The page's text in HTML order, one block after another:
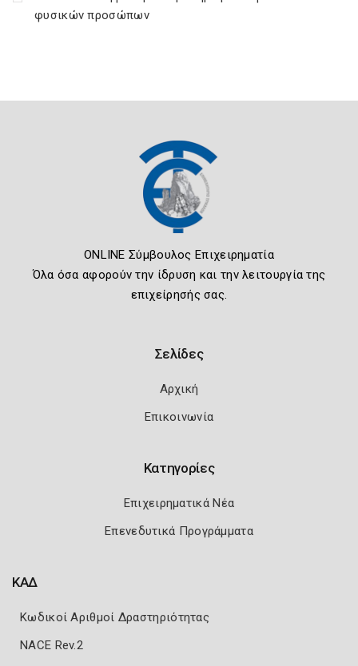
φυσικών προσώπων
ONLINE Σύμβουλος Επιχειρηματία
Όλα όσα αφορούν την ίδρυση και την λειτουργία της
επιχείρησής σας.
Σελίδες
Αρχική
Επικοινωνία
Κατηγορίες
Επιχειρηματικά Νέα
Επενεδυτικά Προγράμματα
ΚΑΔ
Κωδικοί Αριθμοί Δραστηριότητας
NACE Rev.2